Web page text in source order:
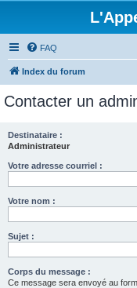
FAQ
Index du forum
Contacter un
Destinataire :
Administrateur
Votre adresse courriel :
Votre nom :
Sujet :
Corps du message :
Ce message sera envoyé au